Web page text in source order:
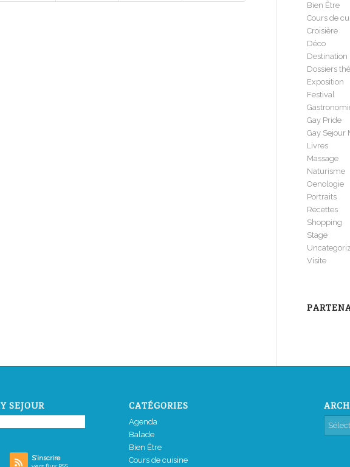
Bien Être
Cours de
Croisière
Déco
Destination
Dossiers
Exposition
Festival
Gay Pride
Gay Sejour
Livres
Massage
Naturisme
Oenologie
Portraits
Recettes
Shopping
Stage
Visite
SEJOUR
S’inscrire
CATÉGORIES
Agenda
Balade
Bien Être
Cours de cuisine